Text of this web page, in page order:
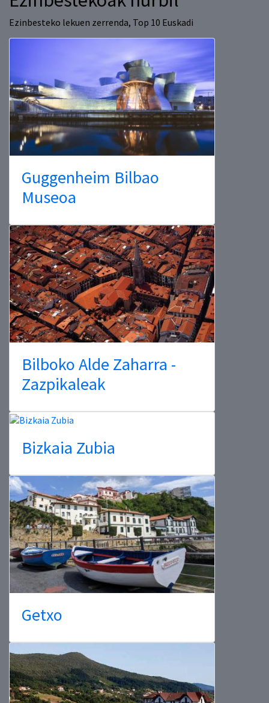
Ezinbesteko lekuen zerrenda, Top 10 Euskadi
Guggenheim Bilbao
Museoa
Bilboko Alde Zaharra -
Zazpikaleak
Bizkaia Zubia
Getxo